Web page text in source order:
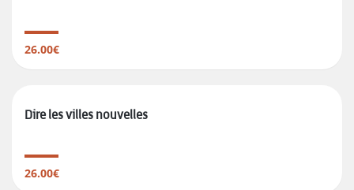
26.00€
Dire les villes nouvelles
26.00€